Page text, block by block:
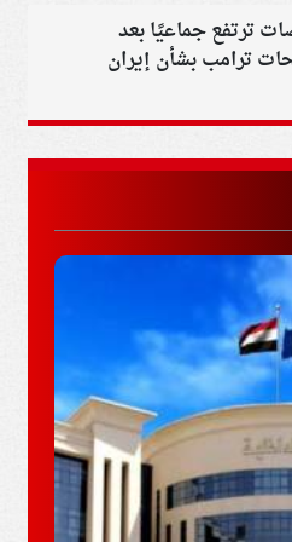
ترتفع جماعيًا بعد
ترامب بشأن إيران